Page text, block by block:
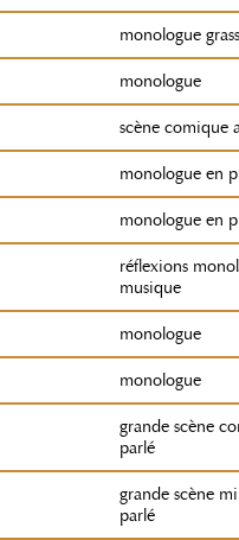
monologue
monologue
scène comique
monologue en
monologue en
réflexions
musique
monologue
monologue
grande scène
parlé
grande scène
parlé